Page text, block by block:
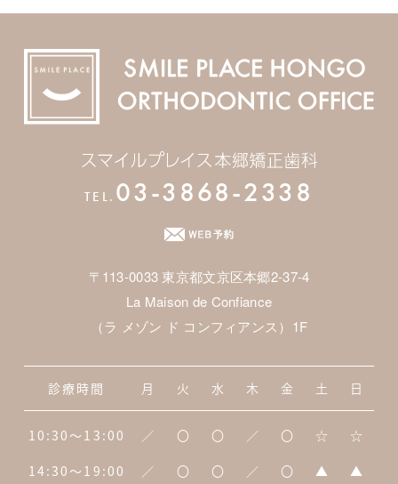
TEL. 03-3868-2338
〒113-0033 東京都文京区本郷2-37-4
La Maison de Confiance
（ラ メゾン ド コンフィアンス）1F
診療時間 月 火 水 木 金 土 日
10:30～13:00 ／ 〇 〇 ／ 〇 ☆
☆
14:30～19:00
／ 〇 〇 ／ 〇 ▲ ▲